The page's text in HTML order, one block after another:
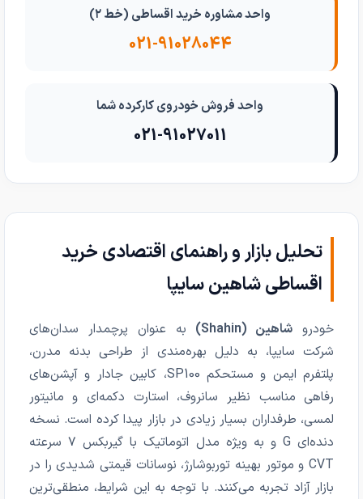
واحد مشاوره خرید اقساطی (خط ۲)
021-91028044
واحد فروش خودروی کارکرده شما
021-91027011
تحلیل بازار و راهنمای اقتصادی خرید
اقساطی شاهین سایپا
خودرو شاهین (Shahin)
به عنوان پرچمدار سدان‌های
شرکت سایپا، به دلیل بهره‌مندی از طراحی بدنه مدرن،
پلتفرم ایمن و مستحکم SP100، کابین جادار و آپشن‌های
رفاهی مناسب نظیر سانروف، استارت دکمه‌ای و مانیتور
لمسی، طرفداران بسیار زیادی در بازار پیدا کرده است. نسخه
دنده‌ای G و به ویژه مدل اتوماتیک با گیربکس ۷ سرعته
CVT و موتور بهینه توربوشارژ، نوسانات قیمتی شدیدی را در
بازار آزاد تجربه می‌کنند. با توجه به این شرایط، منطقی‌ترین